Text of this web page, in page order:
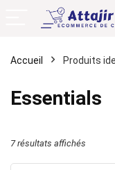
Accueil Produits
Essentials
7 résultats affichés